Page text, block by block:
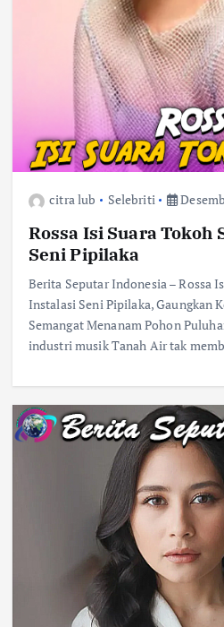
citra lub Selebriti
Rossa Isi Suara Tokoh
Seni Pipilaka
Berita Seputar Indonesia – Rossa
Instalasi Seni Pipilaka, Gaungkan
Semangat Menanam Pohon
industri musik Tanah Air tak